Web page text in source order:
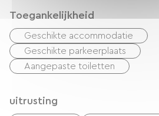
Toegankelijkheid
Geschikte accommodatie
Geschikte parkeerplaats
Aangepaste toiletten
uitrusting